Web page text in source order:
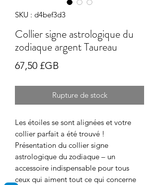
SKU : d4bef3d3
Collier signe astrologique du
zodiaque argent Taureau
67,50 £GB
Rupture de stock
Les étoiles se sont alignées et votre
collier parfait a été trouvé !
Présentation du collier signe
astrologique du zodiaque – un
accessoire indispensable pour tous
ceux qui aiment tout ce qui concerne